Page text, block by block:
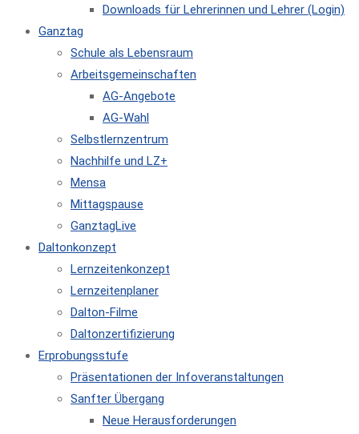
Downloads für Lehrerinnen und Lehrer (Login)
Ganztag
Schule als Lebensraum
Arbeitsgemeinschaften
AG-Angebote
AG-Wahl
Selbstlernzentrum
Nachhilfe und LZ+
Mensa
Mittagspause
GanztagLive
Daltonkonzept
Lernzeitenkonzept
Lernzeitenplaner
Dalton-Filme
Daltonzertifizierung
Erprobungsstufe
Präsentationen der Infoveranstaltungen
Sanfter Übergang
Neue Herausforderungen